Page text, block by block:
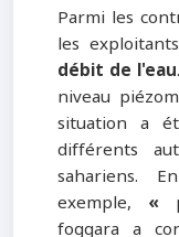
Parmi les
les
débit de l'eau
niveau
situation a
différents
sahariens.
exemple, «
foggara a